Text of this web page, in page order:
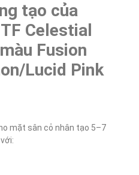
tạo của
Celestial
Fusion
Lucid Pink
mặt sân cỏ nhân tạo 5–7